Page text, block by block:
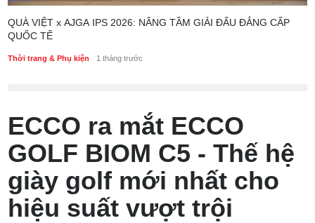
QUÀ VIỆT x AJGA IPS 2026: NÂNG TẦM GIẢI ĐẤU ĐẲNG CẤP
QUỐC TẾ
Thời trang & Phụ kiện 1 tháng trước
ECCO ra mắt ECCO
GOLF BIOM C5 - Thế hệ
giày golf mới nhất cho
hiệu suất vượt trội